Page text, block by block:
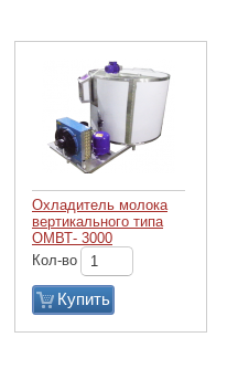
Охладитель молока
вертикального типа
ОМВТ- 3000
Кол-во
Купить